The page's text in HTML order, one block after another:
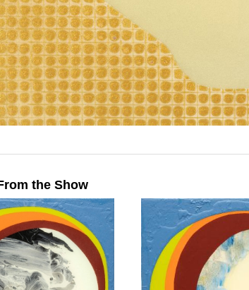
the Show